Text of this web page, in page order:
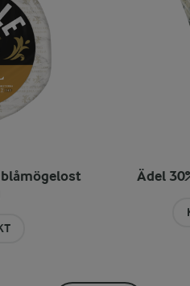
blåmögelost
Ädel